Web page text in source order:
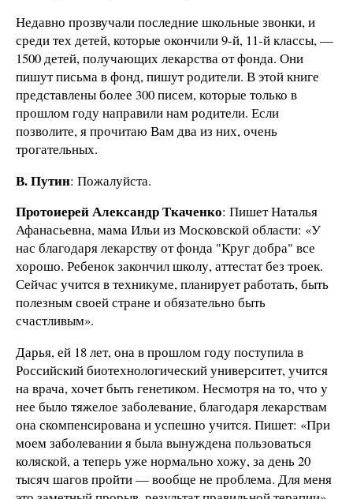
Недавно прозвучали последние школьные звонки, и
среди тех детей, которые окончили 9-й, 11-й классы, —
1500 детей, получающих лекарства от фонда. Они
пишут письма в фонд, пишут родители. В этой книге
представлены более 300 писем, которые только в
прошлом году направили нам родители. Если
позволите, я прочитаю Вам два из них, очень
трогательных.
В. Путин: Пожалуйста.
Протоиерей Александр Ткаченко: Пишет Наталья
Афанасьевна, мама Ильи из Московской области: «У
нас благодаря лекарству от фонда "Круг добра" все
хорошо. Ребенок закончил школу, аттестат без троек.
Сейчас учится в техникуме, планирует работать, быть
полезным своей стране и обязательно быть
счастливым».
Дарья, ей 18 лет, она в прошлом году поступила в
Российский биотехнологический университет, учится
на врача, хочет быть генетиком. Несмотря на то, что у
нее было тяжелое заболевание, благодаря лекарствам
она скомпенсирована и успешно учится. Пишет: «При
моем заболевании я была вынуждена пользоваться
коляской, а теперь уже нормально хожу, за день 20
тысяч шагов пройти — вообще не проблема. Для меня